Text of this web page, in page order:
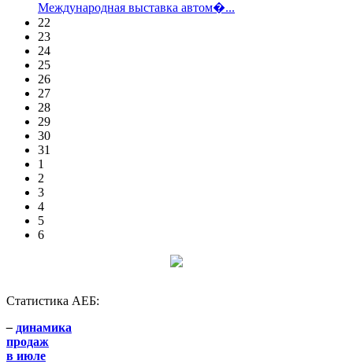
Международная выставка автом�...
22
23
24
25
26
27
28
29
30
31
1
2
3
4
5
6
Статистика АЕБ:
– динамика
продаж
в июле